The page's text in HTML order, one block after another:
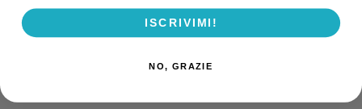
ISCRIVIMI!
NO, GRAZIE